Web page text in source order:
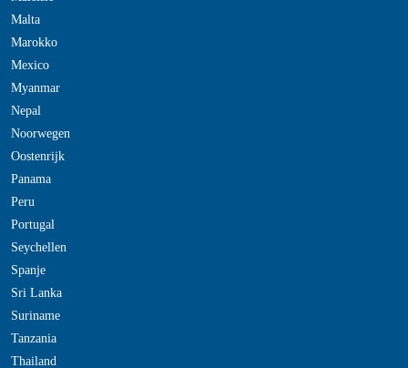
Malta
Marokko
Mexico
Myanmar
Nepal
Noorwegen
Oostenrijk
Panama
Peru
Portugal
Seychellen
Spanje
Sri Lanka
Suriname
Tanzania
Thailand